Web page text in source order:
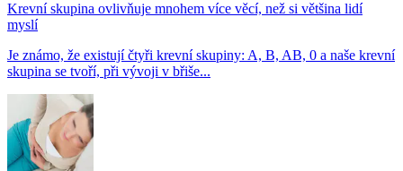
Krevní skupina ovlivňuje mnohem více věcí, než si většina lidí
myslí
Je známo, že existují čtyři krevní skupiny: A, B, AB, 0 a naše krevní
skupina se tvoří, při vývoji v břiše...